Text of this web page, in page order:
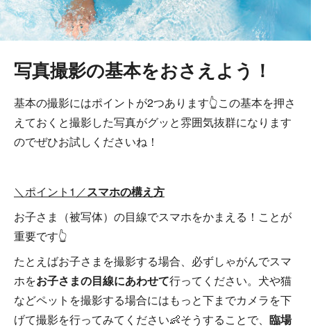
写真撮影の基本をおさえよう！
基本の撮影にはポイントが2つあります👆この基本を押さ
えておくと撮影した写真がグッと雰囲気抜群になります
のでぜひお試しくださいね！
＼ポイント1／スマホの構え方
お子さま（被写体）の目線でスマホをかまえる！ことが
重要です👆
たとえばお子さまを撮影する場合、必ずしゃがんでスマ
ホをお子さまの目線にあわせて行ってください。犬や猫
などペットを撮影する場合にはもっと下までカメラを下
げて撮影を行ってみてください👶そうすることで、 臨場